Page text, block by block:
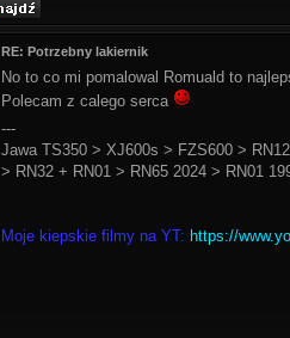
RE: Potrzebny lakiernik
No to co mi pomalowal Romuald to
Polecam z calego serca
---
Jawa TS350 > XJ600s > FZS600 >
> RN32 + RN01 > RN65 2024 > RN01
Moje kiepskie filmy na YT: https://